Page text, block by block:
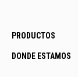
PRODUCTOS
DONDE ESTAMOS